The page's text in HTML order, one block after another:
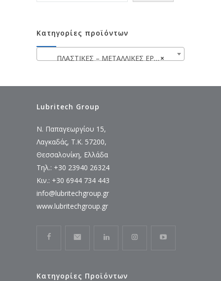
Κατηγορίες προϊόντων
×
ΠΛΑΣΤΙΚΕΣ – ΜΕΤΑΛΛΙΚΕΣ ΕΡΓΑΛΕΙΟΘΗΚΕΣ – ΤΣΑΝΤΕΣ – ΘΗΚΕΣ ΕΡΓΑΛΕΙΩΝ
Lubritech Group
Ν. Παπαγεωργίου 15,
Λαγκαδάς, Τ.Κ. 57200,
Θεσσαλονίκη, Ελλάδα
Τηλ.: +30 23940 26324
Κιν.: +30 6944 734 443
info@lubritechgroup.gr
www.lubritechgroup.gr
Κατηγορίες Προϊόντων